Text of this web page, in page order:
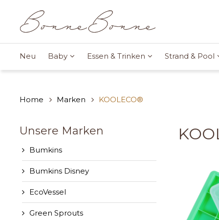
Neu Baby Essen & Trinken Strand & Pool
Home Marken KOOLECO®
Unsere Marken
Bumkins
Bumkins Disney
EcoVessel
Green Sprouts